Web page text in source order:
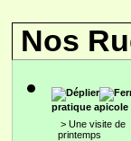
Nos
pratique apicole
> Une visite de
printemps